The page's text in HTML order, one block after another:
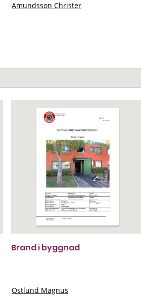
Amundsson Christer
Brand i byggnad
Östlund Magnus